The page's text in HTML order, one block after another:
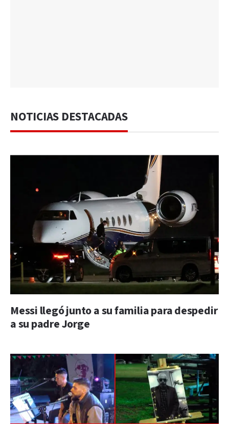
NOTICIAS DESTACADAS
Messi llegó junto a su familia para despedir
a su padre Jorge